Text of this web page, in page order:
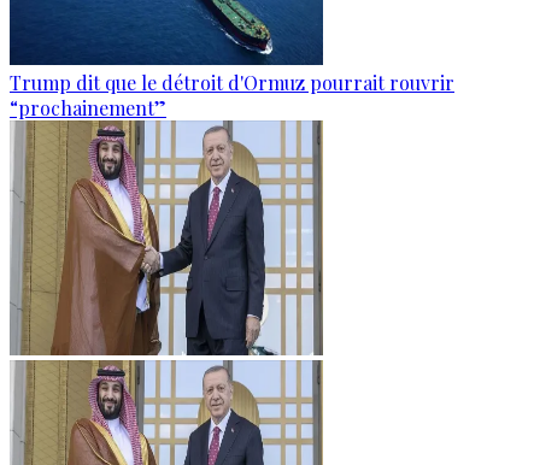
Trump dit que le détroit d'Ormuz pourrait rouvrir
“prochainement”